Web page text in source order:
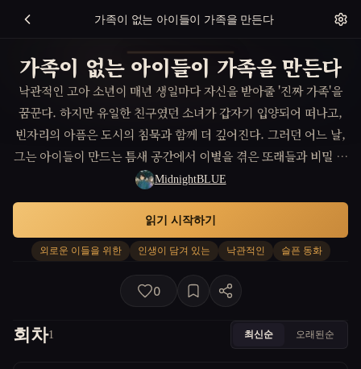
가족이 없는 아이들이 가족을 만든다
가족이 없는 아이들이 가족을 만든다
낙관적인 고아 소년이 매년 생일마다 자신을 받아줄 '진짜 가족'을
꿈꾼다. 하지만 유일한 친구였던 소녀가 갑자기 입양되어 떠나고,
빈자리의 아픔은 도시의 침묵과 함께 더 깊어진다. 그러던 어느 날,
그는 아이들이 만드는 틈새 공간에서 이별을 겪은 또래들과 비밀 모
임을 시작, 서로의 상처와 희망을 서툴게 나눈다. 예상치 못한 작은
충돌과 감정의 파편 속에서, 각자가 쌓아온 삶의 무게가 이야기로
흘러나오는 순간, 소년은 단순한 위로나 연민이 아닌 진짜 인연을
확인하며 꿈꿔온 가족이 피어난다는 사실을 깨닫게 된다.
MidnightBLUE
외로운 이들을 위한 인생이 담겨 있는 낙관적인 슬픈 동화
읽기 시작하기
0
회차1 최신순 오래된순